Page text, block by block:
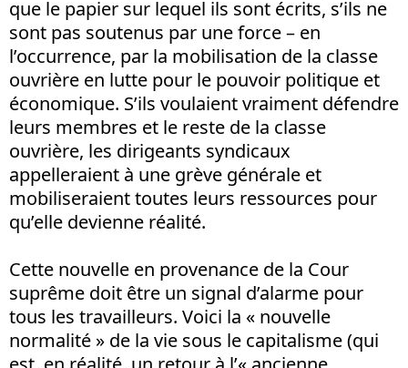
que le papier sur lequel ils sont écrits, s’ils ne
sont pas soutenus par une force – en
l’occurrence, par la mobilisation de la classe
ouvrière en lutte pour le pouvoir politique et
économique. S’ils voulaient vraiment défendre
leurs membres et le reste de la classe
ouvrière, les dirigeants syndicaux
appelleraient à une grève générale et
mobiliseraient toutes leurs ressources pour
qu’elle devienne réalité.
Cette nouvelle en provenance de la Cour
suprême doit être un signal d’alarme pour
tous les travailleurs. Voici la « nouvelle
normalité » de la vie sous le capitalisme (qui